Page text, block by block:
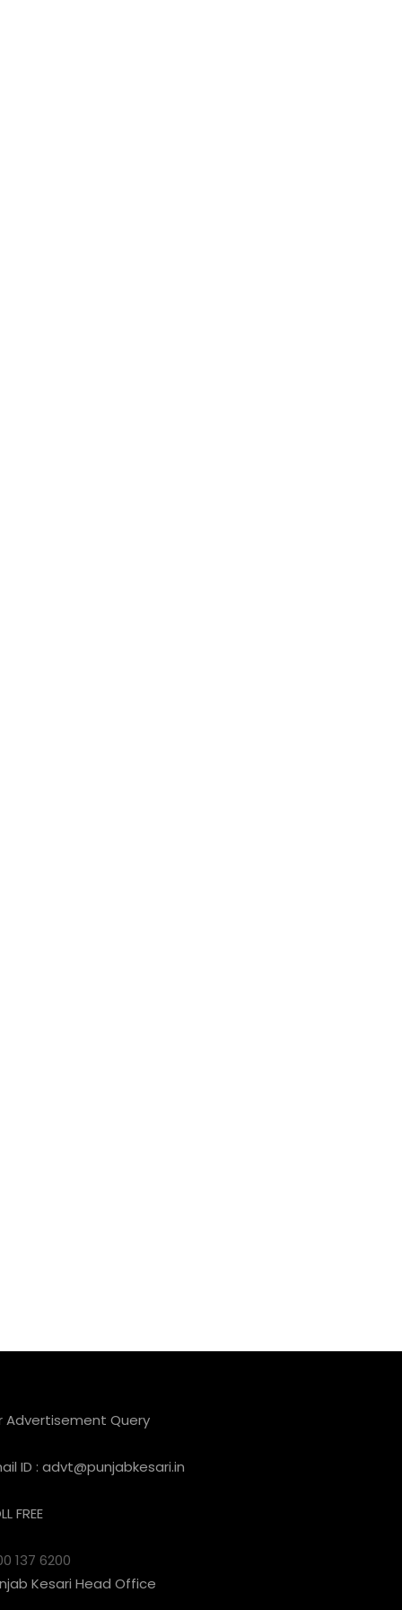
Advertisement Query
ID : advt@punjabkesari.in
FREE
137 6200
Kesari Head Office